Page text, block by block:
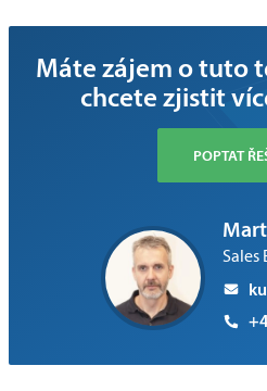
Máte zájem o tuto
chcete zjistit
POPTAT
Sales